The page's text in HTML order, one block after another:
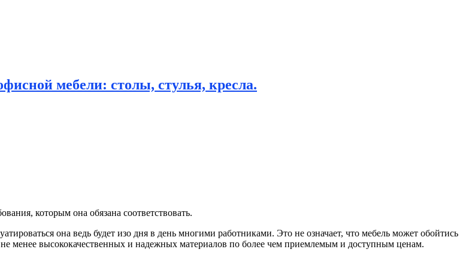
мебели: столы, стулья, кресла.
которым она обязана соответствовать.
она ведь будет изо дня в день многими работниками. Это не означает, что мебель может обойтись
менее высококачественных и надежных материалов по более чем приемлемым и доступным ценам.